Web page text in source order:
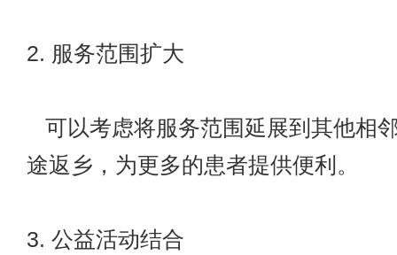
2. 服务范围扩大
可以考虑将服务范围延展到其他相
途返乡，为更多的患者提供便利。
3. 公益活动结合